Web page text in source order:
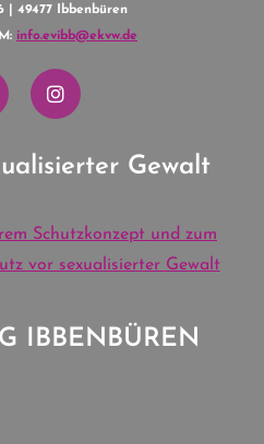
| 49477 Ibbenbüren
info.evibb@ekvw.de
Gewalt
Schutzkonzept und zum
vor sexualisierter Gewalt
IBBENBÜREN